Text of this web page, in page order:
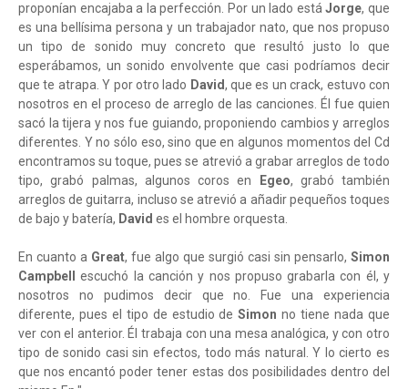
proponían encajaba a la perfección. Por un lado estáJorge, que
es una bellísima persona y un trabajador nato, que nos propuso
un tipo de sonido muy concreto que resultó justo lo que
esperábamos, un sonido envolvente que casi podríamos decir
que te atrapa. Y por otro lado David, que es un crack, estuvo con
nosotros en el proceso de arreglo de las canciones. Él fue quien
sacó la tijera y nos fue guiando, proponiendo cambios y arreglos
diferentes. Y no sólo eso, sino que en algunos momentos del Cd
encontramos su toque, pues se atrevió a grabar arreglos de todo
tipo, grabó palmas, algunos coros en
Egeo, grabó también
arreglos de guitarra, incluso se atrevió a añadir pequeños toques
de bajo y batería, David es el hombre orquesta.
En cuanto a Great, fue algo que surgió casi sin pensarlo, Simon
Campbell
escuchó la canción y nos propuso grabarla con él, y
nosotros no pudimos decir que no. Fue una experiencia
diferente, pues el tipo de estudio deSimonno tiene nada que
ver con el anterior. Él trabaja con una mesa analógica, y con otro
tipo de sonido casi sin efectos, todo más natural. Y lo cierto es
que nos encantó poder tener estas dos posibilidades dentro del